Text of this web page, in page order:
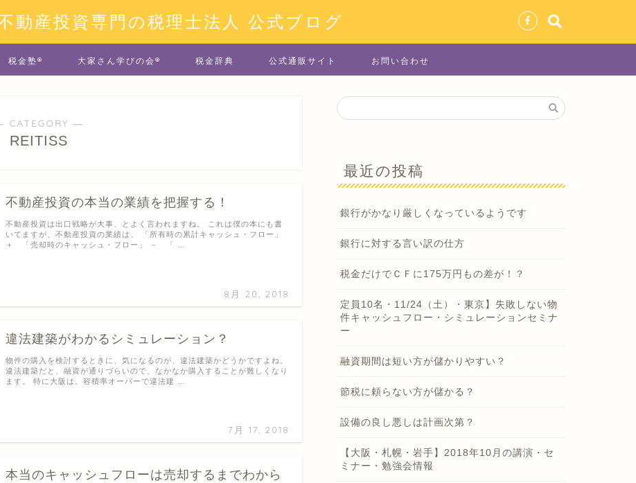
動産投資専門の税理士法人 公式ブログ
税金塾® 大家さん学びの会® 税金辞典 公式通販サイト お問い合わせ
CATEGORY ―
REITISS
不動産投資の本当の業績を把握する！
8月 20, 2018
不動産投資は出口戦略が大事、とよく言われますね。 これは僕の本にも書
いてますが、不動産投資の業績は、 「所有時の累計キャッシュ・フロー」
＋ 「売却時のキャッシュ・フロー」 － 「 …
違法建築がわかるシミュレーション？
7月 17, 2018
物件の購入を検討するときに、気になるのが、違法建築かどうかですよね。
違法建築だと、融資が通りづらいので、なかなか購入することが難しくなり
ます。 特に大阪は、容積率オーバーで違法建 …
本当のキャッシュフローは売却するまでわから
最近の投稿
銀行がかなり厳しくなっているようです
銀行に対する言い訳の仕方
税金だけでＣＦに175万円もの差が！？
定員10名・11/24（土）・東京】失敗しない物
件キャッシュフロー・シミュレーションセミナ
ー
融資期間は短い方が儲かりやすい？
節税に頼らない方が儲かる？
設備の良し悪しは計画次第？
【大阪・札幌・岩手】2018年10月の講演・セ
ミナー・勉強会情報